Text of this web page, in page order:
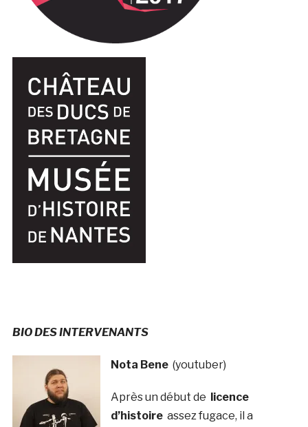
BIO DES INTERVENANTS
Nota Bene(youtuber)
Après un début de
licence
d’histoireassez fugace, il a